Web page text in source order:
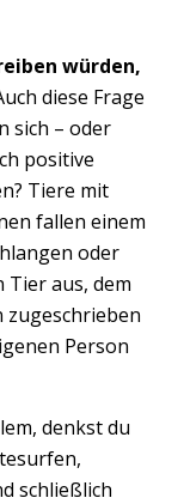
würden,
diese Frage
sich – oder
positive
Tiere mit
fallen einem
oder
Tier aus, dem
zugeschrieben
Person
denkst du
schließlich